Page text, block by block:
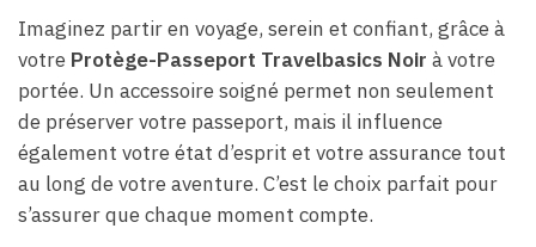
Imaginez partir en voyage, serein et confiant, grâce à
votre Protège-Passeport Travelbasics Noir à votre
portée. Un accessoire soigné permet non seulement
de préserver votre passeport, mais il influence
également votre état d’esprit et votre assurance tout
au long de votre aventure. C’est le choix parfait pour
s’assurer que chaque moment compte.